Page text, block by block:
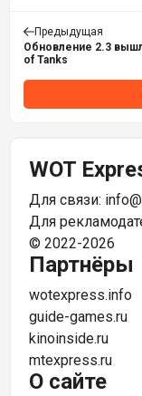
Предыдущая
Обновление 2.3
of Tanks
WOT
Для связи:
Для
© 2022-2026
Партнёры
wotexpress.info
guide-games.ru
kinoinside.ru
mtexpress.ru
О сайте